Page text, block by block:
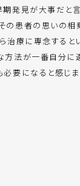
期発見が大事だと
の患者の思いの相
ら治療に専念する
方法が一番自分に
要になると感じま